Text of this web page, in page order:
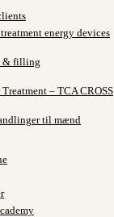
energy devices
& filling
Treatment – TCA CROSS
til mænd